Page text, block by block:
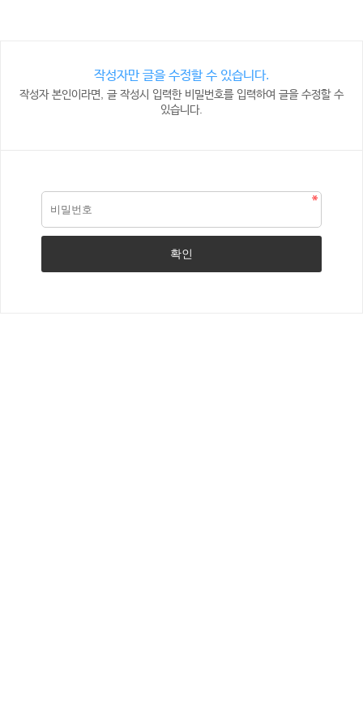
작성자만 글을 수정할 수 있습니다.
작성자 본인이라면, 글 작성시 입력한 비밀번호를 입력하여 글을 수정할 수
있습니다.